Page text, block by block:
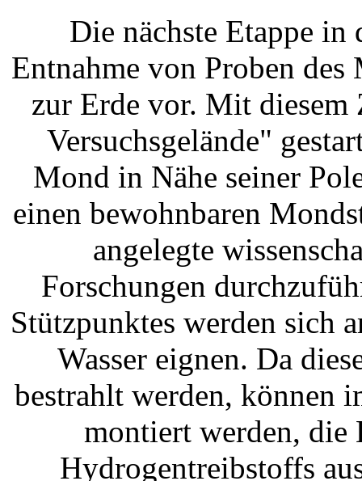
Die nächste Etappe
Entnahme von Proben
zur Erde vor. Mit
Versuchsgelände"
Mond in Nähe seiner
einen bewohnbaren
angelegte
Forschungen
Stützpunktes werden sich
Wasser eignen. Da
bestrahlt werden, können
montiert werden, die
Hydrogentreibstoffs